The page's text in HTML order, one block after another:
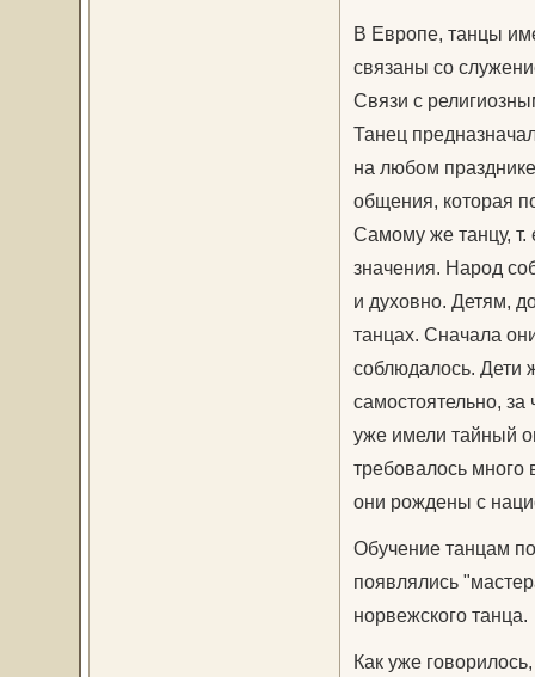
В Европе, танцы
связаны со
Связи с
Танец
на любом
общения, которая
Самому же танцу,
значения. Народ
и духовно. Детям,
танцах. Сначала
соблюдалось. Дети
самостоятельно,
уже имели тайный
требовалось много
они рождены с
Обучение танцам
появлялись
норвежского танца.
Как уже